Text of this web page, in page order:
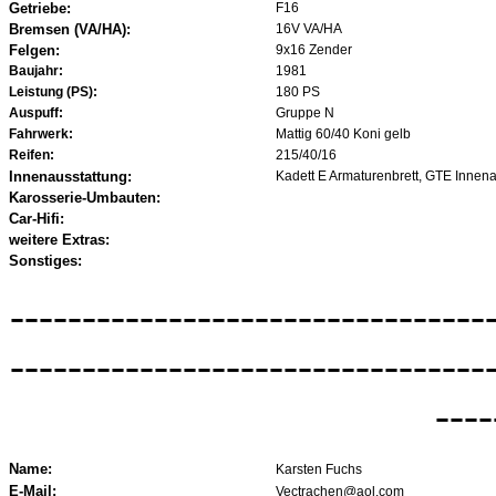
Getriebe: F16
Bremsen (VA/HA): 16V VA/HA
Felgen:
9x16 Zender
Baujahr:
1981
Leistung (PS):
180 PS
Auspuff:
Gruppe N
Fahrwerk:
Mattig 60/40 Koni gelb
Reifen:
215/40/16
Innenausstattung: Kadett E Armaturenbrett, GTE
Karosserie-Umbauten:
Car-Hifi:
weitere Extras:
Sonstiges:
Name: Karsten Fuchs
E-Mail: Vectrachen@aol.com